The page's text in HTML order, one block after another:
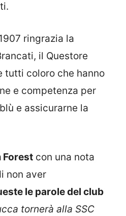
ringrazia la
il Questore
tutti coloro che hanno
e competenza per
e assicurarne la
Forest con una nota
non aver
le parole del club
tornerà alla SSC